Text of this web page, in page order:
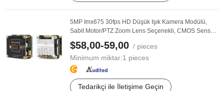
5MP Imx675 30fps HD Düşük Işık Kamera Modülü,
Sabit Motor/PTZ Zoom Lens Seçenekli, CMOS Sensör
...
$58,00-59,00 / pieces
Minimum miktar:1 pieces
Tedarikçi ile İletişime Geçin